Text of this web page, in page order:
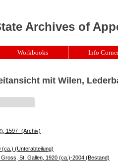
mit Wilen,
1597- (Archiv)
(Unterabteilung)
St. Gallen, 1920 (ca.)-2004 (Bestand)
Archives of
Workbooks Info